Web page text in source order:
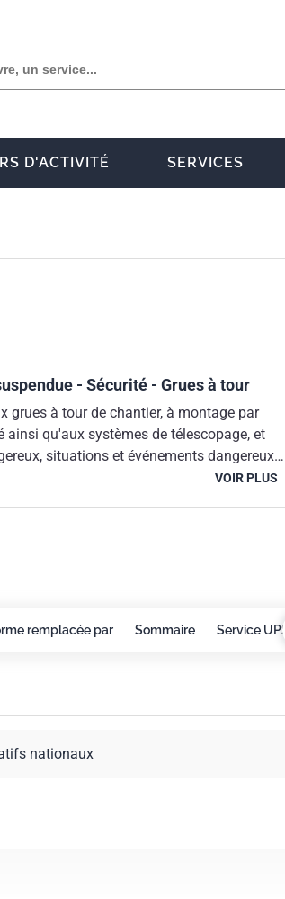
D'ACTIVITÉ SERVICES
- Sécurité - Grues à tour
grues à tour de chantier, à montage par
qu'aux systèmes de télescopage, et
situations et événements dangereux
de télescopage.Le présent document
VOIR PLUS
remplacée par Sommaire Service
nationaux